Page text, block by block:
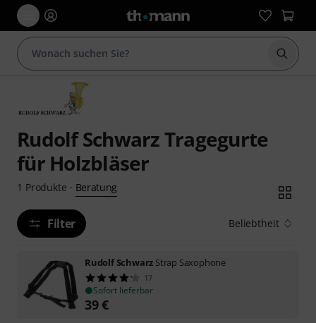
Suche
Rudolf Schwarz Tragegurte
für Holzbläser
1 Produkte · Beratung
Filter Beliebtheit
Rudolf Schwarz Strap Saxophone
17
Sofort lieferbar
39€